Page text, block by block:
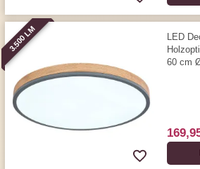
3.500 LM
LED
60 cm